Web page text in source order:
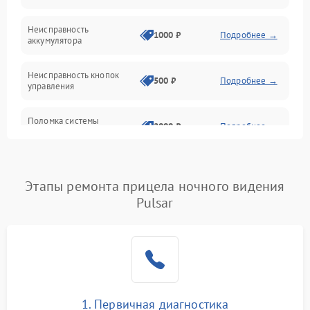
Неисправность
аккумулятора
1000 ₽ Подробнее →
Неисправность кнопок
управления
500 ₽ Подробнее →
Поломка системы
2000 ₽ Подробнее →
Этапы ремонта прицела ночного видения
Pulsar
1. Первичная диагностика